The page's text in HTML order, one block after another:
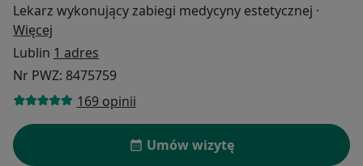
Lekarz wykonujący zabiegi medycyny estetycznej ·
Więcej
Lublin 1 adres
Nr PWZ: 8475759
169 opinii
Umów wizytę